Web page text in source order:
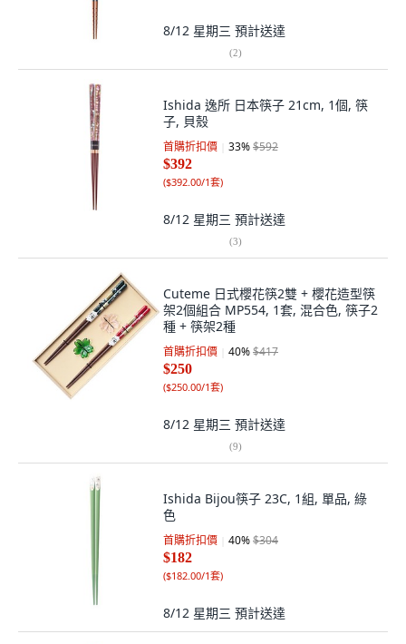
8/12 星期三 預計送達
(2)
Ishida 逸所 日本筷子 21cm, 1個, 筷
子, 貝殼
首購折扣價 33%$592
$392
($392.00/1套)
8/12 星期三 預計送達
(3)
Cuteme 日式櫻花筷2雙 + 櫻花造型筷
架2個組合 MP554, 1套, 混合色, 筷子2
種 + 筷架2種
首購折扣價 40%$417
$250
($250.00/1套)
8/12 星期三 預計送達
(9)
Ishida Bijou筷子 23C, 1組, 單品, 綠
色
首購折扣價 40%$304
$182
($182.00/1套)
8/12 星期三 預計送達